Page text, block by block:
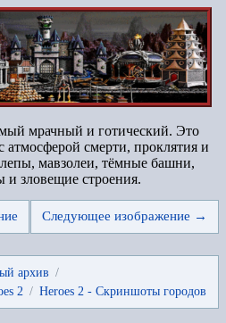
мрачный и готический. Это
атмосферой смерти, проклятия и
мавзолеи, тёмные башни,
зловещие строения.
Следующее изображение →
архив /
2 / Heroes 2 - Скриншоты городов